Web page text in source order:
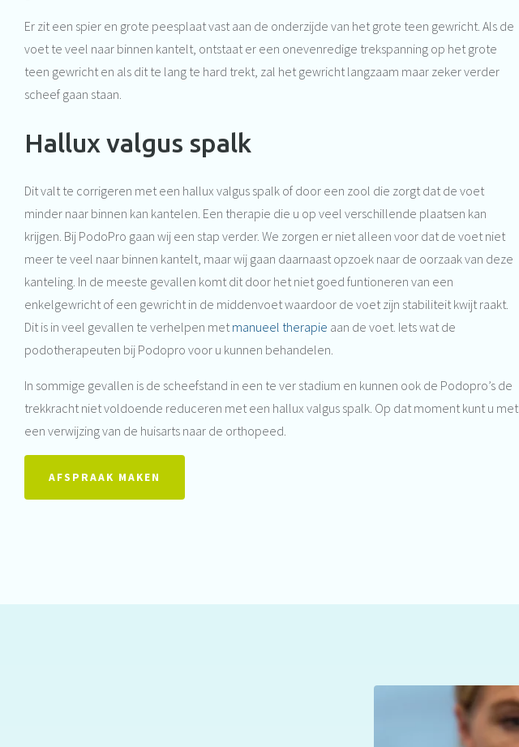
Er zit een spier en grote peesplaat vast aan de onderzijde van het grote teen gewricht. Als de
voet te veel naar binnen kantelt, ontstaat er een onevenredige trekspanning op het grote
teen gewricht en als dit te lang te hard trekt, zal het gewricht langzaam maar zeker verder
scheef gaan staan.
Hallux valgus spalk
Dit valt te corrigeren met een hallux valgus spalk of door een zool die zorgt dat de voet
minder naar binnen kan kantelen. Een therapie die u op veel verschillende plaatsen kan
krijgen. Bij PodoPro gaan wij een stap verder. We zorgen er niet alleen voor dat de voet niet
meer te veel naar binnen kantelt, maar wij gaan daarnaast opzoek naar de oorzaak van deze
kanteling. In de meeste gevallen komt dit door het niet goed funtioneren van een
enkelgewricht of een gewricht in de middenvoet waardoor de voet zijn stabiliteit kwijt raakt.
Dit is in veel gevallen te verhelpen metmanueel therapie aan de voet. Iets wat de
podotherapeuten bij Podopro voor u kunnen behandelen.
In sommige gevallen is de scheefstand in een te ver stadium en kunnen ook de Podopro’s de
trekkracht niet voldoende reduceren met een hallux valgus spalk. Op dat moment kunt u met
een verwijzing van de huisarts naar de orthopeed.
AFSPRAAK MAKEN